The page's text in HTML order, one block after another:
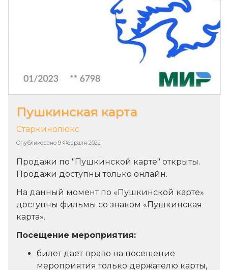
Пушкинская карта
Опубликовано 9 Февраля 2022
Старкинолюкс
Продажи по "Пушкинской карте" открыты.
Продажи доступны только онлайн.
На данный момент по «Пушкинской карте»
доступны фильмы со знаком «Пушкинская
карта».
Посещение мероприятия:
билет дает право на посещение
мероприятия только держателю карты,